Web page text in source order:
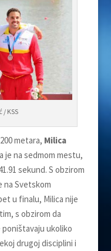
/ KSS
metara, Milica
je na sedmom mestu,
sekund. S obzirom
na Svetskom
u finalu, Milica nije
s obzirom da
poništavaju ukoliko
drugoj disciplini i